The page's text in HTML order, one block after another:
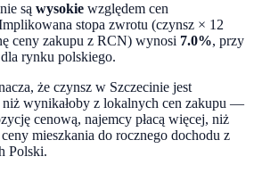
są wysokie względem cen
stopa zwrotu (czynsz × 12
ceny zakupu z RCN) wynosi 7.0%, przy
dla rynku polskiego.
że czynsz w Szczecinie jest
wynikałoby z lokalnych cen zakupu —
cenową, najemcy płacą więcej, niż
mieszkania do rocznego dochodu z
Polski.